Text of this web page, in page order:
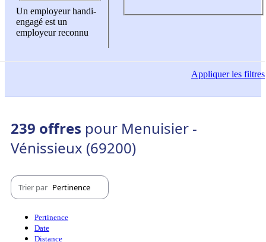
Un employeur handi-
engagé est un
employeur reconnu
Appliquerles filtres
239 offres pour Menuisier -
Vénissieux (69200)
Trier par Pertinence
Pertinence
Date
Distance